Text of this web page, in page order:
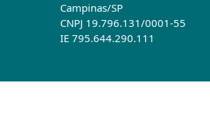
Campinas/SP
CNPJ 19.796.131/0001-55
IE 795.644.290.111